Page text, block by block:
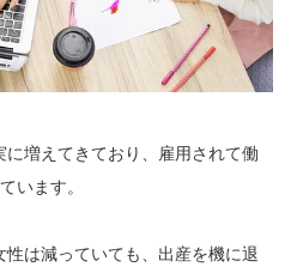
増えてきており、雇用されて働
います。
性は減っていても、出産を機に退